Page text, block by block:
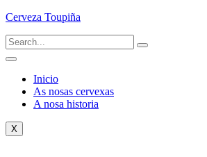
Cerveza Toupiña
Inicio
As nosas cervexas
A nosa historia
X